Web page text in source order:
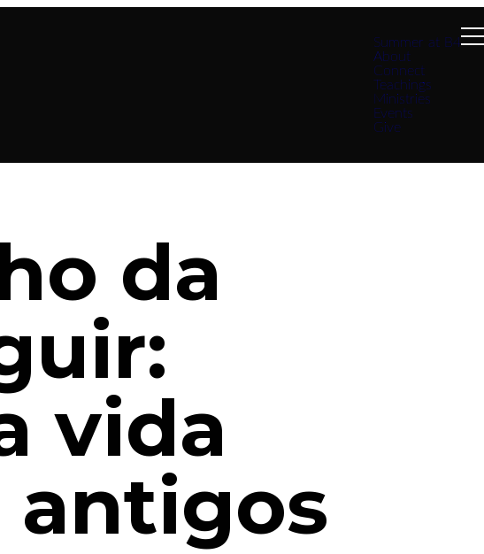
Summer at B4
About
Connect
Teachings
Ministries
Events
Give
da
vida
antigos